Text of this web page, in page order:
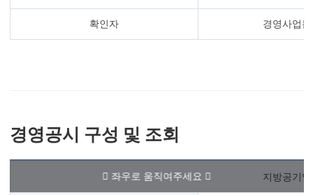
확인자 경영사업
경영공시 구성 및 조회
지방공기